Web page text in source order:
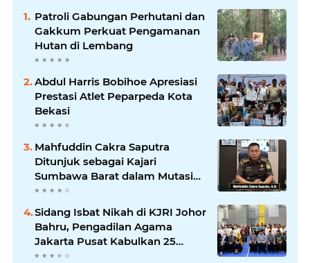
Patroli Gabungan Perhutani dan
Gakkum Perkuat Pengamanan
Hutan di Lembang
Abdul Harris Bobihoe Apresiasi
Prestasi Atlet Peparpeda Kota
Bekasi
Mahfuddin Cakra Saputra
Ditunjuk sebagai Kajari
Sumbawa Barat dalam Mutasi
Kejaksaan Agung
Sidang Isbat Nikah di KJRI Johor
Bahru, Pengadilan Agama
Jakarta Pusat Kabulkan 25
Permohonan